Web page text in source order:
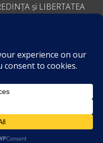
și LIBERTATEA
DE NOI
AUR